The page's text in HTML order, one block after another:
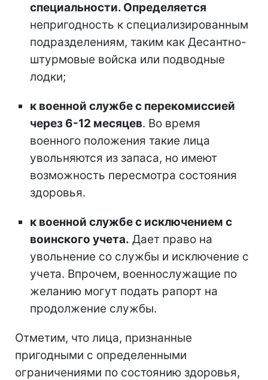
специальности. Определяется
непригодность к специализированным
подразделениям, таким как Десантно-
штурмовые войска или подводные
лодки;
к военной службе с перекомиссией
через 6-12 месяцев. Во время
военного положения такие лица
увольняются из запаса, но имеют
возможность пересмотра состояния
здоровья.
к военной службе с исключением с
воинского учета. Дает право на
увольнение со службы и исключение с
учета. Впрочем, военнослужащие по
желанию могут подать рапорт на
продолжение службы.
Отметим, что лица, признанные
пригодными с определенными
ограничениями по состоянию здоровья,